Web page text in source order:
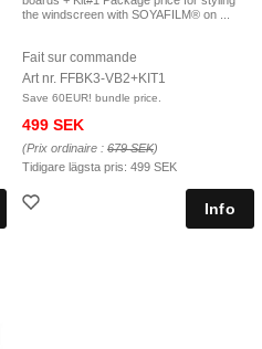
the windscreen with SOYAFILM® on ...
Fait sur commande
Art nr. FFBK3-VB2+KIT1
Save 60EUR! bundle price.
499 SEK
(Prix ordinaire : 679 SEK)
Tidigare lägsta pris: 499 SEK